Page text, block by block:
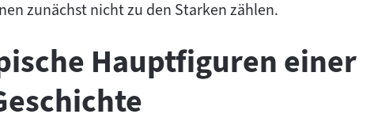
zunächst nicht zu den Starken zählen.
Hauptfiguren einer